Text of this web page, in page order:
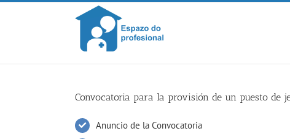
Skip
Convocatoria para la provisión de un puesto de
Anuncio de la Convocatoria